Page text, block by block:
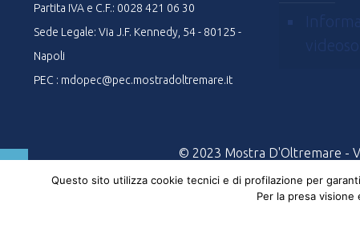
Partita IVA e C.F.: 0028 421 06 30
Sede Legale: Via J.F. Kennedy, 54 - 80125 -
Napoli
PEC : mdopec@pec.mostradoltremare.it
© 2023 Mostra D'Oltremare -
Questo sito utilizza cookie tecnici e di profilazione per
Per la presa visione